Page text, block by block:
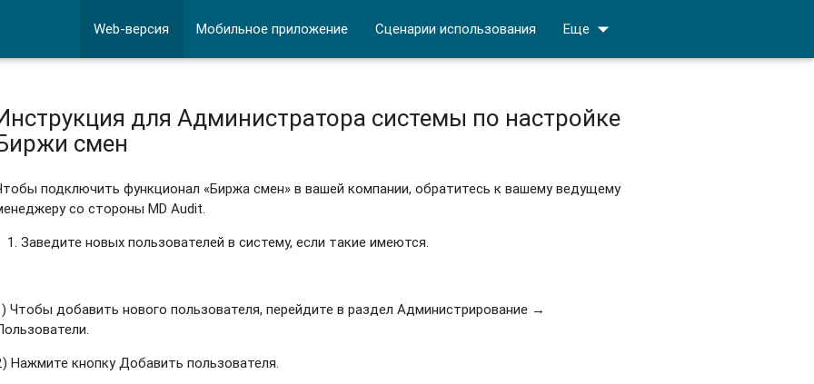
Web-версия Мобильное приложение Сценарии использования Еще arrow_drop_down
для Администратора системы по настройке
смен
подключить функционал «Биржа смен» в вашей компании, обратитесь к вашему ведущему
со стороны MD Audit.
Заведите новых пользователей в систему, если такие имеются.
Чтобы добавить нового пользователя, перейдите в раздел Администрирование →
Нажмите кнопку Добавить пользователя.